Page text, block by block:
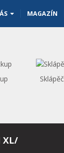
MAGAZÍN
Sklápěč
XL/